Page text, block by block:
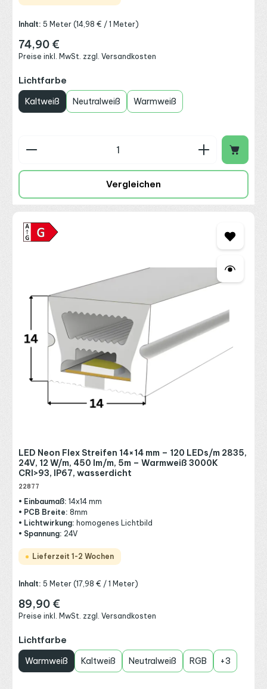
Inhalt:5 Meter(14,98 € / 1 Meter)
Regulärer Preis:
74,90 €
Preise inkl. MwSt. zzgl. Versandkosten
Lichtfarbe
Kaltweiß Neutralweiß Warmweiß
Produkt Anzahl: Gib den gewünschten Wert
Vergleichen
LED Neon Flex Streifen 14×14 mm – 120 LEDs/m 2835,
24V, 12 W/m, 450 lm/m, 5m – Warmweiß 3000K
CRI>93, IP67, wasserdicht
22877
• Einbaumaß: 14x14 mm
• PCB Breite: 8mm
• Lichtwirkung: homogenes Lichtbild
• Spannung: 24V
Lieferzeit 1-2 Wochen
Inhalt:5 Meter(17,98 € / 1 Meter)
Regulärer Preis:
89,90 €
Preise inkl. MwSt. zzgl. Versandkosten
Lichtfarbe
Warmweiß Kaltweiß Neutralweiß RGB +3